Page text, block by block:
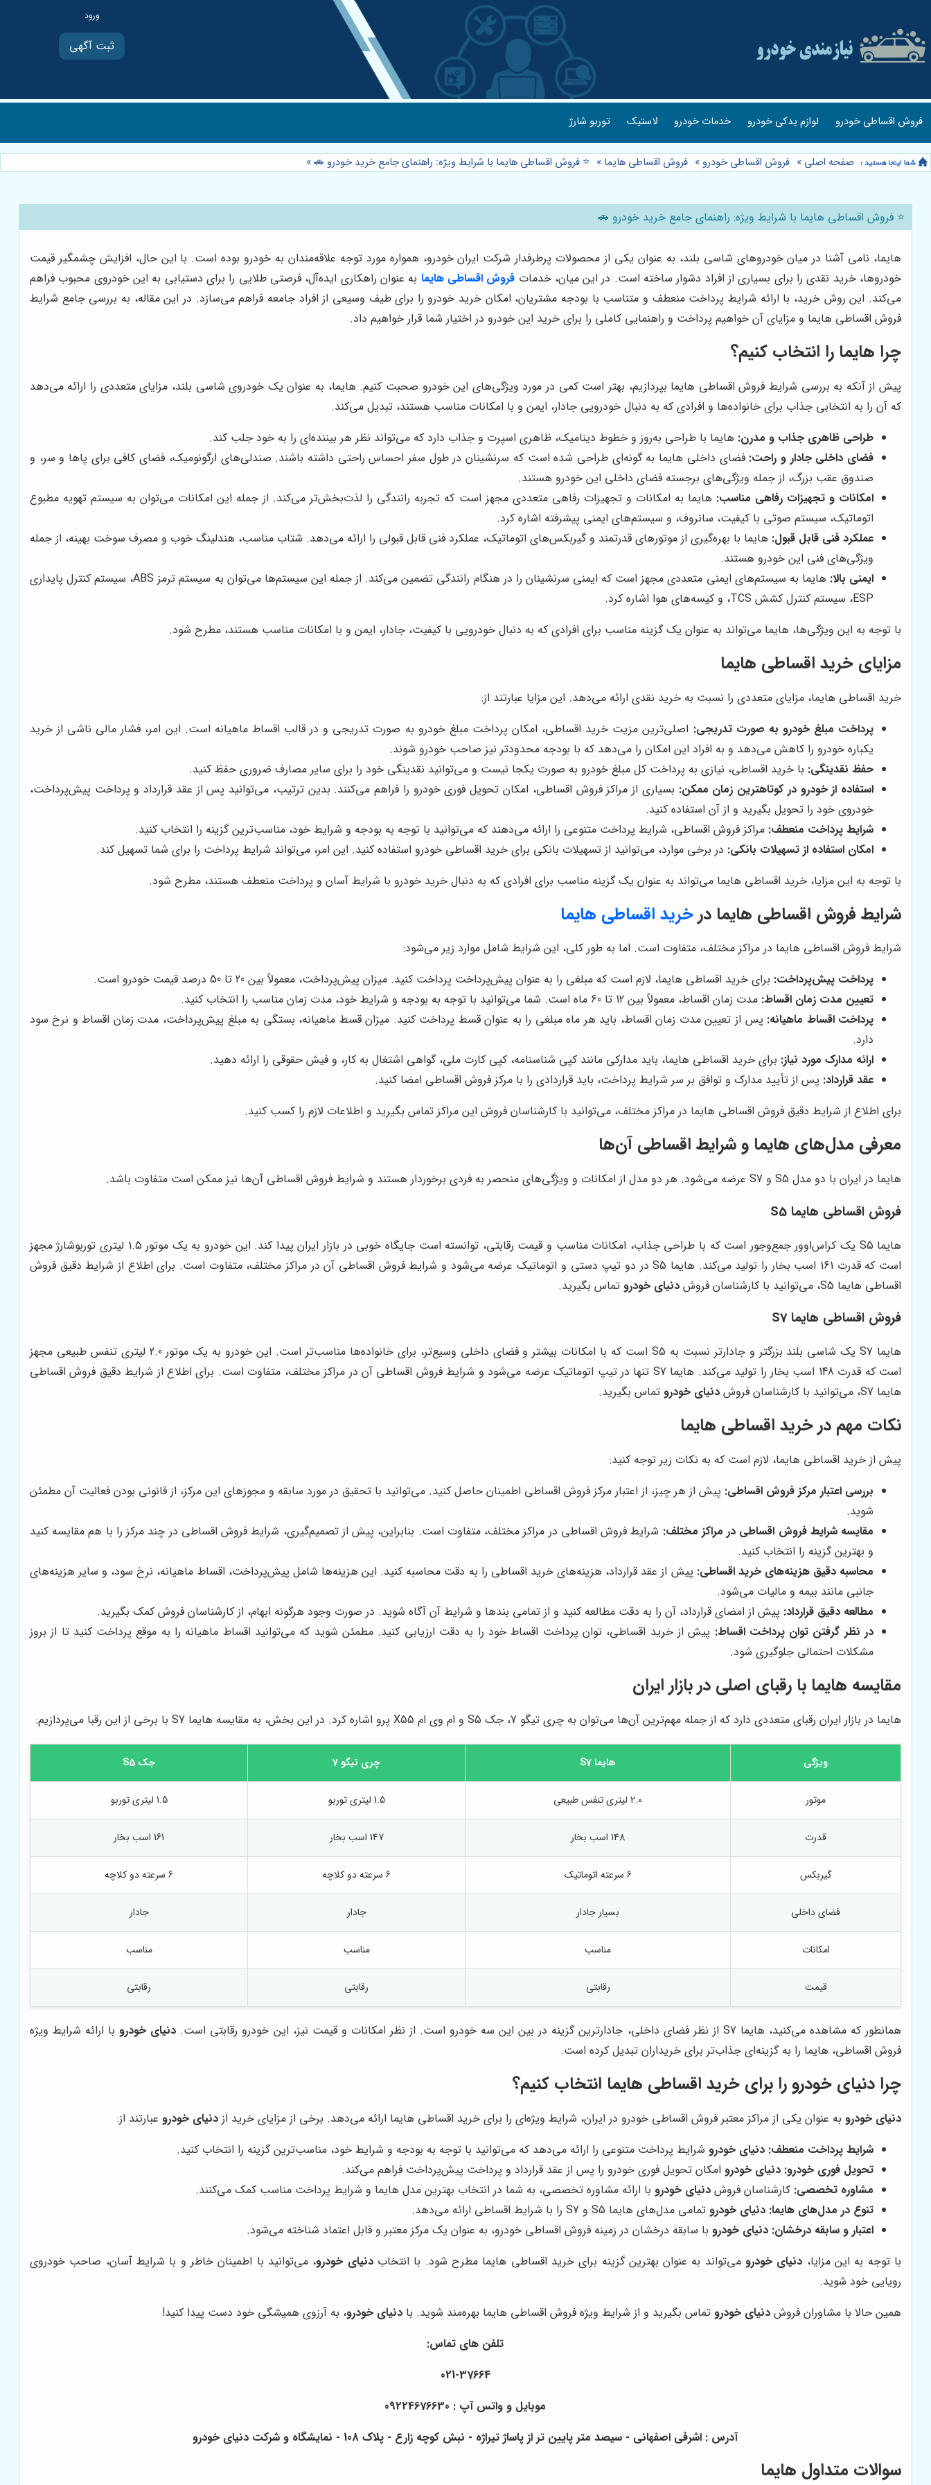
ثبت آگهی
فروش اقساطی خودرو لوازم یدکی خودرو خدمات خودرو لاستیک توربو شارژ
صفحه اصلی » فروش اقساطی خودرو » فروش اقساطی هایما » ⭐️ فروش اقساطی هایما با شرایط ویژه: راهنمای جامع خرید خودرو 🚗»
⭐️ فروش اقساطی هایما با شرایط ویژه: راهنمای جامع خرید خودرو 🚗
هایما، نامی آشنا در میان خودروهای شاسی بلند، به عنوان یکی از محصولات پرطرفدار شرکت ایران خودرو، همواره مورد توجه علاقه‌مندان به خودرو بوده است. با این حال، افزایش چشمگیر قیمت
خودروها، خرید نقدی را برای بسیاری از افراد دشوار ساخته است. در این میان، خدمات فروش اقساطی هایما به عنوان راهکاری ایده‌آل، فرصتی طلایی را برای دستیابی به این خودروی محبوب فراهم
می‌کند. این روش خرید، با ارائه شرایط پرداخت منعطف و متناسب با بودجه مشتریان، امکان خرید خودرو را برای طیف وسیعی از افراد جامعه فراهم می‌سازد. در این مقاله، به بررسی جامع شرایط
فروش اقساطی هایما و مزایای آن خواهیم پرداخت و راهنمایی کاملی را برای خرید این خودرو در اختیار شما قرار خواهیم داد.
چرا هایما را انتخاب کنیم؟
پیش از آنکه به بررسی شرایط فروش اقساطی هایما بپردازیم، بهتر است کمی در مورد ویژگی‌های این خودرو صحبت کنیم. هایما، به عنوان یک خودروی شاسی بلند، مزایای متعددی را ارائه می‌دهد
که آن را به انتخابی جذاب برای خانواده‌ها و افرادی که به دنبال خودرویی جادار، ایمن و با امکانات مناسب هستند، تبدیل می‌کند.
طراحی ظاهری جذاب و مدرن: هایما با طراحی به‌روز و خطوط دینامیک، ظاهری اسپرت و جذاب دارد که می‌تواند نظر هر بیننده‌ای را به خود جلب کند.
فضای داخلی جادار و راحت: فضای داخلی هایما به گونه‌ای طراحی شده است که سرنشینان در طول سفر احساس راحتی داشته باشند. صندلی‌های ارگونومیک، فضای کافی برای پاها و سر، و
صندوق عقب بزرگ، از جمله ویژگی‌های برجسته فضای داخلی این خودرو هستند.
امکانات و تجهیزات رفاهی مناسب: هایما به امکانات و تجهیزات رفاهی متعددی مجهز است که تجربه رانندگی را لذت‌بخش‌تر می‌کند. از جمله این امکانات می‌توان به سیستم تهویه مطبوع
اتوماتیک، سیستم صوتی با کیفیت، سانروف، و سیستم‌های ایمنی پیشرفته اشاره کرد.
عملکرد فنی قابل قبول: هایما با بهره‌گیری از موتورهای قدرتمند و گیربکس‌های اتوماتیک، عملکرد فنی قابل قبولی را ارائه می‌دهد. شتاب مناسب، هندلینگ خوب و مصرف سوخت بهینه، از جمله
ویژگی‌های فنی این خودرو هستند.
ایمنی بالا:
هایما به سیستم‌های ایمنی متعددی مجهز است که ایمنی سرنشینان را در هنگام رانندگی تضمین می‌کند. از جمله این سیستم‌ها می‌توان به سیستم ترمز ABS، سیستم کنترل پایداری
ESP، سیستم کنترل کشش TCS، و کیسه‌های هوا اشاره کرد.
با توجه به این ویژگی‌ها، هایما می‌تواند به عنوان یک گزینه مناسب برای افرادی که به دنبال خودرویی با کیفیت، جادار، ایمن و با امکانات مناسب هستند، مطرح شود.
مزایای خرید اقساطی هایما
خرید اقساطی هایما، مزایای متعددی را نسبت به خرید نقدی ارائه می‌دهد. این مزایا عبارتند از:
پرداخت مبلغ خودرو به صورت تدریجی: اصلی‌ترین مزیت خرید اقساطی، امکان پرداخت مبلغ خودرو به صورت تدریجی و در قالب اقساط ماهیانه است. این امر، فشار مالی ناشی از خرید
یکباره خودرو را کاهش می‌دهد و به افراد این امکان را می‌دهد که با بودجه محدودتر نیز صاحب خودرو شوند.
حفظ نقدینگی: با خرید اقساطی، نیازی به پرداخت کل مبلغ خودرو به صورت یکجا نیست و می‌توانید نقدینگی خود را برای سایر مصارف ضروری حفظ کنید.
استفاده از خودرو در کوتاهترین زمان ممکن: بسیاری از مراکز فروش اقساطی، امکان تحویل فوری خودرو را فراهم می‌کنند. بدین ترتیب، می‌توانید پس از عقد قرارداد و پرداخت پیش‌پرداخت،
خودروی خود را تحویل بگیرید و از آن استفاده کنید.
شرایط پرداخت منعطف: مراکز فروش اقساطی، شرایط پرداخت متنوعی را ارائه می‌دهند که می‌توانید با توجه به بودجه و شرایط خود، مناسب‌ترین گزینه را انتخاب کنید.
امکان استفاده از تسهیلات بانکی: در برخی موارد، می‌توانید از تسهیلات بانکی برای خرید اقساطی خودرو استفاده کنید. این امر، می‌تواند شرایط پرداخت را برای شما تسهیل کند.
با توجه به این مزایا، خرید اقساطی هایما می‌تواند به عنوان یک گزینه مناسب برای افرادی که به دنبال خرید خودرو با شرایط آسان و پرداخت منعطف هستند، مطرح شود.
شرایط فروش اقساطی هایما در خرید اقساطی هایما
شرایط فروش اقساطی هایما در مراکز مختلف، متفاوت است. اما به طور کلی، این شرایط شامل موارد زیر می‌شود:
پرداخت پیش‌پرداخت: برای خرید اقساطی هایما، لازم است که مبلغی را به عنوان پیش‌پرداخت پرداخت کنید. میزان پیش‌پرداخت، معمولاً بین 20 تا 50 درصد قیمت خودرو است.
تعیین مدت زمان اقساط: مدت زمان اقساط، معمولاً بین 12 تا 60 ماه است. شما می‌توانید با توجه به بودجه و شرایط خود، مدت زمان مناسب را انتخاب کنید.
پرداخت اقساط ماهیانه: پس از تعیین مدت زمان اقساط، باید هر ماه مبلغی را به عنوان قسط پرداخت کنید. میزان قسط ماهیانه، بستگی به مبلغ پیش‌پرداخت، مدت زمان اقساط و نرخ سود
دارد.
ارائه مدارک مورد نیاز: برای خرید اقساطی هایما، باید مدارکی مانند کپی شناسنامه، کپی کارت ملی، گواهی اشتغال به کار، و فیش حقوقی را ارائه دهید.
عقد قرارداد: پس از تأیید مدارک و توافق بر سر شرایط پرداخت، باید قراردادی را با مرکز فروش اقساطی امضا کنید.
برای اطلاع از شرایط دقیق فروش اقساطی هایما در مراکز مختلف، می‌توانید با کارشناسان فروش این مراکز تماس بگیرید و اطلاعات لازم را کسب کنید.
معرفی مدل‌های هایما و شرایط اقساطی آن‌ها
هایما در ایران با دو مدل S5 و S7 عرضه می‌شود. هر دو مدل از امکانات و ویژگی‌های منحصر به فردی برخوردار هستند و شرایط فروش اقساطی آن‌ها نیز ممکن است متفاوت باشد.
فروش اقساطی هایما S5
هایما S5 یک کراس‌اوور جمع‌وجور است که با طراحی جذاب، امکانات مناسب و قیمت رقابتی، توانسته است جایگاه خوبی در بازار ایران پیدا کند. این خودرو به یک موتور 1.5 لیتری توربوشارژ مجهز
است که قدرت 161 اسب بخار را تولید می‌کند. هایما S5 در دو تیپ دستی و اتوماتیک عرضه می‌شود و شرایط فروش اقساطی آن در مراکز مختلف، متفاوت است. برای اطلاع از شرایط دقیق فروش
اقساطی هایما S5، می‌توانید با کارشناسان فروش
دنیای خودرو تماس بگیرید.
فروش اقساطی هایما S7
هایما S7 یک شاسی بلند بزرگتر و جادارتر نسبت به S5 است که با امکانات بیشتر و فضای داخلی وسیع‌تر، برای خانواده‌ها مناسب‌تر است. این خودرو به یک موتور 2.0 لیتری تنفس طبیعی مجهز
است که قدرت 148 اسب بخار را تولید می‌کند. هایما S7 تنها در تیپ اتوماتیک عرضه می‌شود و شرایط فروش اقساطی آن در مراکز مختلف، متفاوت است. برای اطلاع از شرایط دقیق فروش اقساطی
هایما S7، می‌توانید با کارشناسان فروش
دنیای خودروتماس بگیرید.
نکات مهم در خرید اقساطی هایما
پیش از خرید اقساطی هایما، لازم است که به نکات زیر توجه کنید:
بررسی اعتبار مرکز فروش اقساطی: پیش از هر چیز، از اعتبار مرکز فروش اقساطی اطمینان حاصل کنید. می‌توانید با تحقیق در مورد سابقه و مجوزهای این مرکز، از قانونی بودن فعالیت آن مطمئن
شوید.
مقایسه شرایط فروش اقساطی در مراکز مختلف: شرایط فروش اقساطی در مراکز مختلف، متفاوت است. بنابراین، پیش از تصمیم‌گیری، شرایط فروش اقساطی در چند مرکز را با هم مقایسه کنید
و بهترین گزینه را انتخاب کنید.
محاسبه دقیق هزینه‌های خرید اقساطی: پیش از عقد قرارداد، هزینه‌های خرید اقساطی را به دقت محاسبه کنید. این هزینه‌ها شامل پیش‌پرداخت، اقساط ماهیانه، نرخ سود، و سایر هزینه‌های
جانبی مانند بیمه و مالیات می‌شود.
مطالعه دقیق قرارداد: پیش از امضای قرارداد، آن را به دقت مطالعه کنید و از تمامی بندها و شرایط آن آگاه شوید. در صورت وجود هرگونه ابهام، از کارشناسان فروش کمک بگیرید.
در نظر گرفتن توان پرداخت اقساط: پیش از خرید اقساطی، توان پرداخت اقساط خود را به دقت ارزیابی کنید. مطمئن شوید که می‌توانید اقساط ماهیانه را به موقع پرداخت کنید تا از بروز
مشکلات احتمالی جلوگیری شود.
مقایسه هایما با رقبای اصلی در بازار ایران
هایما در بازار ایران رقبای متعددی دارد که از جمله مهم‌ترین آن‌ها می‌توان به چری تیگو 7، جک S5 و ام وی ام X55 پرو اشاره کرد. در این بخش، به مقایسه هایما S7 با برخی از این رقبا می‌پردازیم:
ویژگی هایما S7 چری تیگو 7 جک S5
موتور 2.0 لیتری تنفس طبیعی 1.5 لیتری توربو 1.5 لیتری توربو
قدرت 148 اسب بخار 147 اسب بخار 161 اسب بخار
گیربکس 6 سرعته اتوماتیک 6 سرعته دو کلاچه 6 سرعته دو کلاچه
فضای داخلی بسیار جادار جادار جادار
امکانات مناسب مناسب مناسب
قیمت رقابتی رقابتی رقابتی
همانطور که مشاهده می‌کنید، هایما S7 از نظر فضای داخلی، جادارترین گزینه در بین این سه خودرو است. از نظر امکانات و قیمت نیز، این خودرو رقابتی است. دنیای خودرو با ارائه شرایط ویژه
فروش اقساطی، هایما را به گزینه‌ای جذاب‌تر برای خریداران تبدیل کرده است.
چرا دنیای خودرو را برای خرید اقساطی هایما انتخاب کنیم؟
دنیای خودرو به عنوان یکی از مراکز معتبر فروش اقساطی خودرو در ایران، شرایط ویژه‌ای را برای خرید اقساطی هایما ارائه می‌دهد. برخی از مزایای خرید از دنیای خودرو عبارتند از:
شرایط پرداخت منعطف: دنیای خودرو شرایط پرداخت متنوعی را ارائه می‌دهد که می‌توانید با توجه به بودجه و شرایط خود، مناسب‌ترین گزینه را انتخاب کنید.
تحویل فوری خودرو: دنیای خودرو امکان تحویل فوری خودرو را پس از عقد قرارداد و پرداخت پیش‌پرداخت فراهم می‌کند.
مشاوره تخصصی: کارشناسان فروش دنیای خودرو با ارائه مشاوره تخصصی، به شما در انتخاب بهترین مدل هایما و شرایط پرداخت مناسب کمک می‌کنند.
تنوع در مدل‌های هایما: دنیای خودرو تمامی مدل‌های هایما S5 و S7 را با شرایط اقساطی ارائه می‌دهد.
اعتبار و سابقه درخشان: دنیای خودرو با سابقه درخشان در زمینه فروش اقساطی خودرو، به عنوان یک مرکز معتبر و قابل اعتماد شناخته می‌شود.
با توجه به این مزایا، دنیای خودرو می‌تواند به عنوان بهترین گزینه برای خرید اقساطی هایما مطرح شود. با انتخابدنیای خودرو، می‌توانید با اطمینان خاطر و با شرایط آسان، صاحب خودروی
رویایی خود شوید.
همین حالا با مشاوران فروش دنیای خودرو تماس بگیرید و از شرایط ویژه فروش اقساطی هایما بهره‌مند شوید. با دنیای خودرو، به آرزوی همیشگی خود دست پیدا کنید!
تلفن های تماس:
021-37664
موبایل و واتس آپ : 09224676630
آدرس : اشرفی اصفهانی - سیصد متر پایین تر از پاساژ تیراژه - نبش کوچه زارع - پلاک 108 - نمایشگاه و شرکت دنیای خودرو
سوالات متداول هایما